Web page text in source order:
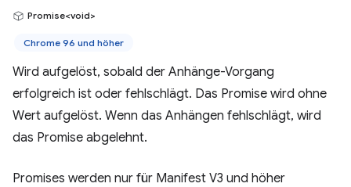
Promise<void>
Chrome 96 und höher
Wird aufgelöst, sobald der Anhänge-Vorgang
erfolgreich ist oder fehlschlägt. Das Promise wird ohne
Wert aufgelöst. Wenn das Anhängen fehlschlägt, wird
das Promise abgelehnt.
Promises werden nur für Manifest V3 und höher